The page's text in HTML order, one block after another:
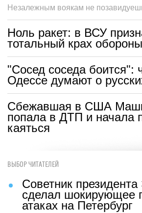
Незалежным воякам не
Ноль ракет: в ВСУ
тотальный крах обороны
"Сосед соседа боится":
Одессе думают о
Сбежавшая в США
попала в ДТП и начала
каяться
ВЫБОР ЧИТАТЕЛЕЙ
Советник президента
сделал шокирующее
атаках на Петербург